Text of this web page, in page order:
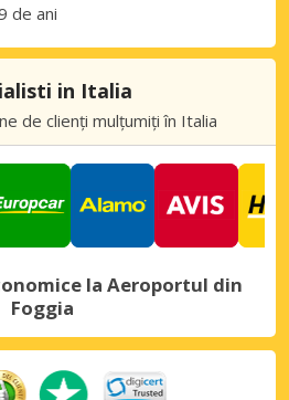
de ani
in Italia
de clienți mulțumiți în Italia
la Aeroportul din
Foggia